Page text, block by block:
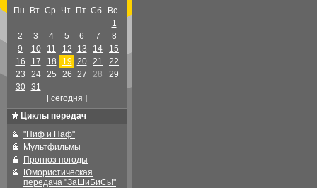
Пн. Вт. Ср. Чт. Пт. Сб. Вс.
1
2
3 4 5 6 7
8
9
10 11 12 13 14
15
16
17 18 19 20 21
22
23
24 25 26 27 28
29
30
31
[cегодня ]
Циклы передач
"Пиф и Паф"
Мультфильмы
Прогноз погоды
Юмористическая
передача "ЗаШиБиСь!"